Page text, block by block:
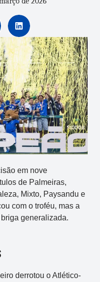
em nove
de Palmeiras,
Mixto, Paysandu e
com o troféu, mas a
generalizada.
derrotou o Atlético-